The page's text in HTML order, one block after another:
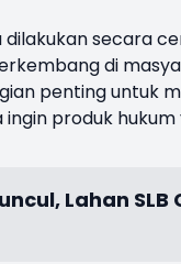
dilakukan secara
di
penting untuk
produk
Lahan